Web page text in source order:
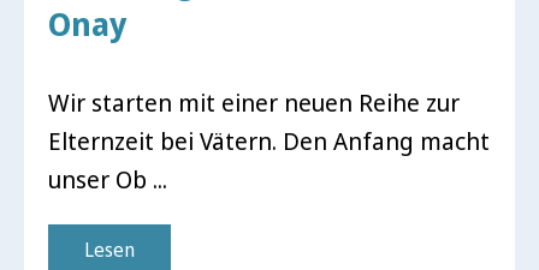
Onay
Wir starten mit einer neuen Reihe zur
Elternzeit bei Vätern. Den Anfang macht
unser Ob ...
Lesen